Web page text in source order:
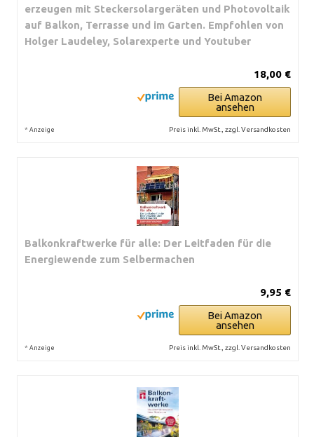
erzeugen mit Steckersolargeräten und Photovoltaik
auf Balkon, Terrasse und im Garten. Empfohlen von
Holger Laudeley, Solarexperte und Youtuber
18,00 €
Bei Amazon
ansehen
* Anzeige Preis inkl. MwSt., zzgl. Versandkosten
Balkonkraftwerke für alle: Der Leitfaden für die
Energiewende zum Selbermachen
9,95 €
Bei Amazon
ansehen
* Anzeige Preis inkl. MwSt., zzgl. Versandkosten